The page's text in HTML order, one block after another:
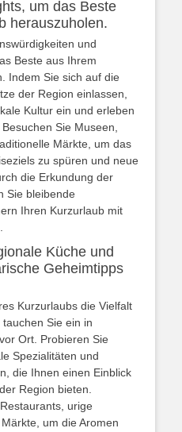
um das Beste
herauszuholen.
und
Beste aus Ihrem
Indem Sie sich auf die
der Region einlassen,
Kultur ein und erleben
Sie Museen,
Märkte, um das
zu spüren und neue
die Erkundung der
Sie bleibende
Ihren Kurzurlaub mit
Küche und
Geheimtipps
Kurzurlaubs die Vielfalt
Sie ein in
Ort. Probieren Sie
Spezialitäten und
die Ihnen einen Einblick
Region bieten.
urige
um die Aromen